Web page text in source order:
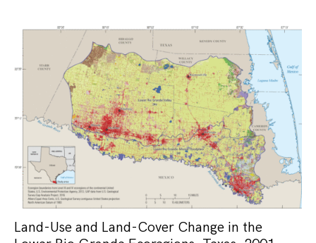
Land-Use and Land-Cover Change in the